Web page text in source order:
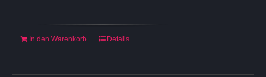
In den Warenkorb Details